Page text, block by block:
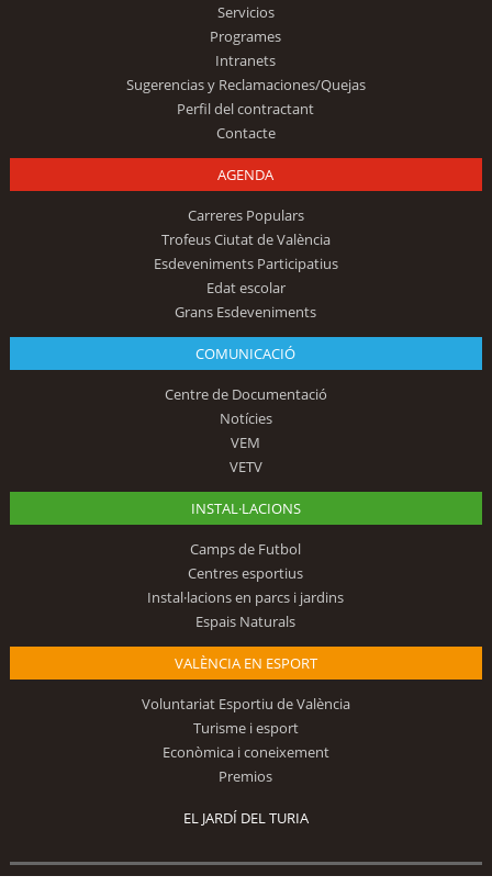
Servicios
Programes
Intranets
Sugerencias y Reclamaciones/Quejas
Perfil del contractant
Contacte
AGENDA
Carreres Populars
Trofeus Ciutat de València
Esdeveniments Participatius
Edat escolar
Grans Esdeveniments
COMUNICACIÓ
Centre de Documentació
Notícies
VEM
VETV
INSTAL·LACIONS
Camps de Futbol
Centres esportius
Instal·lacions en parcs i jardins
Espais Naturals
VALÈNCIA EN ESPORT
Voluntariat Esportiu de València
Turisme i esport
Econòmica i coneixement
Premios
EL JARDÍ DEL TURIA